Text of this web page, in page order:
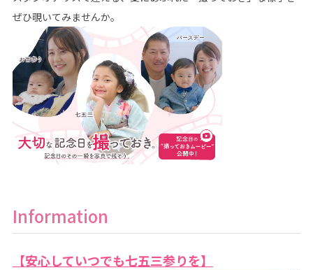
ぜひ覗いてみませんか。
Information
【安心していつでも七五三参りを】